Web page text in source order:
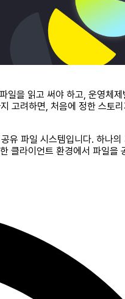
일을 읽고 써야 하고, 운영체
고려하면, 처음에 정한 스토
유 파일 시스템입니다. 하나의
라이언트 환경에서 파일을